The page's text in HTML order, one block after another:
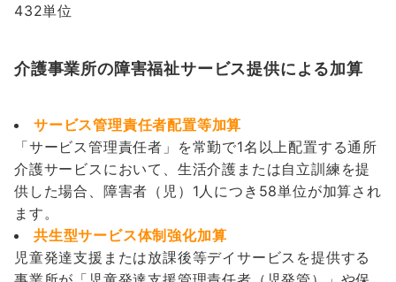
432単位
介護事業所の障害福祉サービス提供による加算
サービス管理責任者配置等加算
「サービス管理責任者」を常勤で1名以上配置する通所
介護サービスにおいて、生活介護または自立訓練を提
供した場合、障害者（児）1人につき58単位が加算され
ます。
共生型サービス体制強化加算
児童発達支援または放課後等デイサービスを提供する